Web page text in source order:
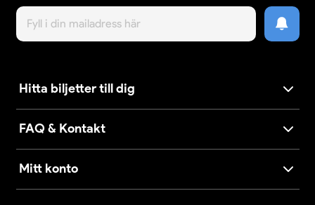
Hitta biljetter till dig
FAQ & Kontakt
Mitt konto